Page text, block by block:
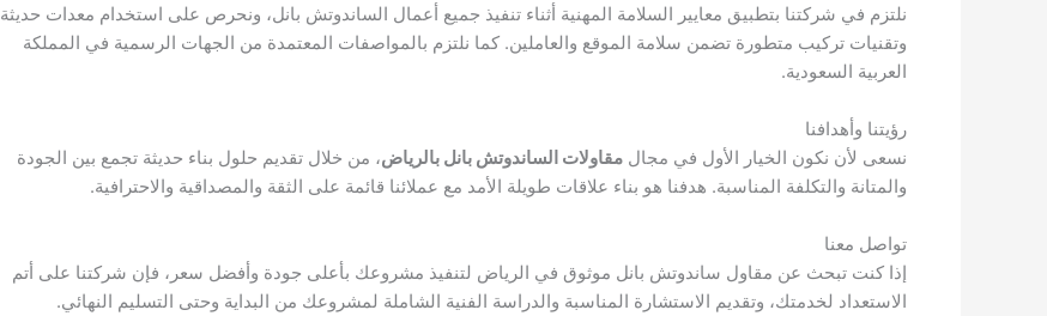
نلتزم في شركتنا بتطبيق معايير السلامة المهنية أثناء تنفيذ جميع أعمال الساندوتش بانل، ونحرص على استخدام معدات حديثة
وتقنيات تركيب متطورة تضمن سلامة الموقع والعاملين. كما نلتزم بالمواصفات المعتمدة من الجهات الرسمية في المملكة
العربية السعودية.
رؤيتنا وأهدافنا
نسعى لأن نكون الخيار الأول في مجال مقاولات الساندوتش بانل بالرياض، من خلال تقديم حلول بناء حديثة تجمع بين الجودة
والمتانة والتكلفة المناسبة. هدفنا هو بناء علاقات طويلة الأمد مع عملائنا قائمة على الثقة والمصداقية والاحترافية.
تواصل معنا
إذا كنت تبحث عن مقاول ساندوتش بانل موثوق في الرياض لتنفيذ مشروعك بأعلى جودة وأفضل سعر، فإن شركتنا على أتم
الاستعداد لخدمتك، وتقديم الاستشارة المناسبة والدراسة الفنية الشاملة لمشروعك من البداية وحتى التسليم النهائي.